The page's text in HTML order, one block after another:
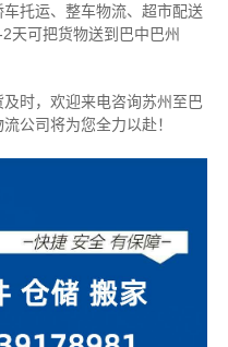
托运、整车物流、超市配送
天可把货物送到巴中巴州
时，欢迎来电咨询苏州至巴
公司将为您全力以赴！